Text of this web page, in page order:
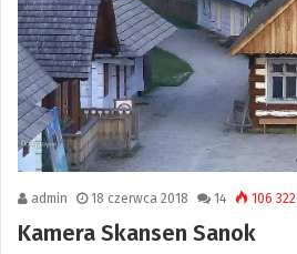
admin 18 czerwca 2018 14 106 322
Kamera Skansen Sanok